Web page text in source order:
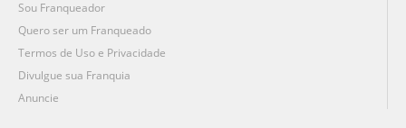
Sou Franqueador
Quero ser um Franqueado
Termos de Uso e Privacidade
Divulgue sua Franquia
Anuncie